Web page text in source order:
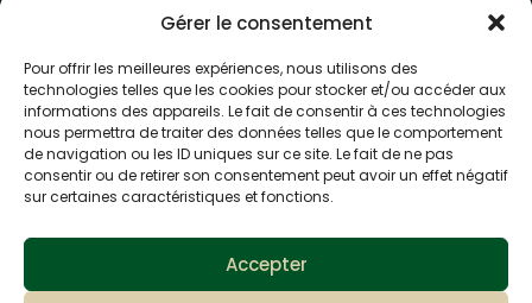
Gérer le consentement
Pour offrir les meilleures expériences, nous utilisons des
technologies telles que les cookies pour stocker et/ou accéder aux
informations des appareils. Le fait de consentir à ces technologies
nous permettra de traiter des données telles que le comportement
de navigation ou les ID uniques sur ce site. Le fait de ne pas
consentir ou de retirer son consentement peut avoir un effet négatif
sur certaines caractéristiques et fonctions.
Accepter
Made with love byAltimax